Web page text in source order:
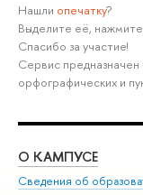
Нашли опечатку?
Выделите её,
Спасибо за участие!
Сервис
орфографических и
О КАМПУСЕ
Сведения об